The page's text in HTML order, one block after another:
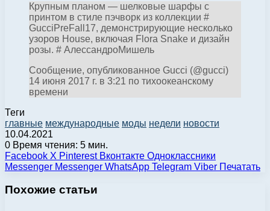
Крупным планом — шелковые шарфы с
принтом в стиле пэчворк из коллекции #
GucciPreFall17, демонстрирующие несколько
узоров House, включая Flora Snake и дизайн
розы. # АлессандроМишель
Сообщение, опубликованное Gucci (@gucci)
14 июня 2017 г. в 3:21 по тихоокеанскому
времени
Теги
главные международные моды недели новости
10.04.2021
0 Время чтения: 5 мин.
Facebook X Pinterest Вконтакте Одноклассники
Messenger Messenger WhatsApp Telegram Viber Печатать
Похожие статьи